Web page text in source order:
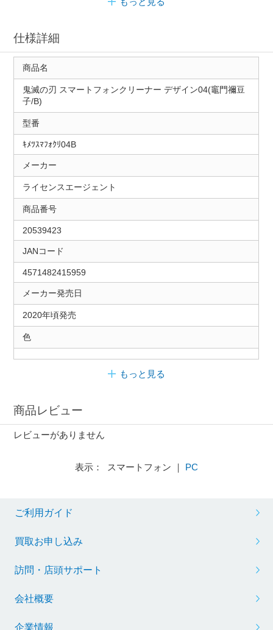
仕様詳細
商品名
鬼滅の刃 スマートフォンクリーナー デザイン04(竈門禰豆
子/B)
型番
ｷﾒﾂｽﾏﾌｫｸﾘ04B
メーカー
ライセンスエージェント
商品番号
20539423
JANコード
4571482415959
メーカー発売日
2020年頃発売
色
もっと見る
商品レビュー
レビューがありません
表示： スマートフォン ｜ PC
ご利用ガイド
買取お申し込み
訪問・店頭サポート
会社概要
企業情報